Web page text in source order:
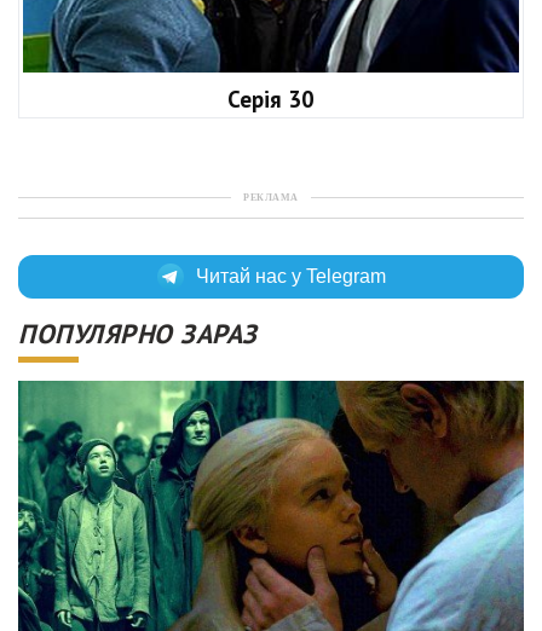
Серія 30
РЕКЛАМА
Читай нас у Telegram
ПОПУЛЯРНО ЗАРАЗ